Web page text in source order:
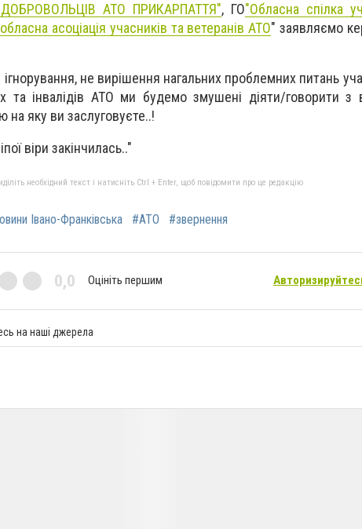
АТО ПРИКАРПАТТЯ", ГО"Обласна спілка
асоціація учасників та ветеранів АТО" заявляємо
не вирішення нагальних проблемних питань
та інвалідів АТО ми будемо змушені діяти/говорити з
яку ви заслуговуєте..!
віри закінчилась.."
необхідний текст і натисніть Ctrl + Enter, щоб повідомити про це редакцію
Івано-Франківська #АТО #звернення
0,0 Оцініть першим
на наші джерела